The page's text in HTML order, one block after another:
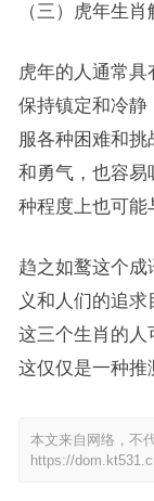
（三）虎年生肖
虎年的人通常
保持镇定和冷静
服各种困难和
和勇气，也容易
种程度上也可能
趋之如鹜这个成
义和人们的追
这三个生肖的人
这仅仅是一种推
本文来自网络，不
https://